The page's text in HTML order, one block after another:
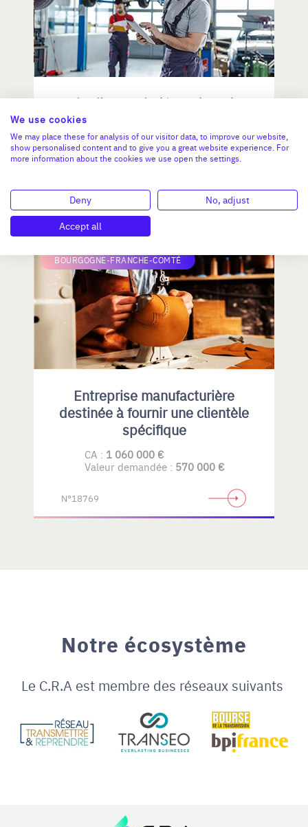
Distributeur indépendant de
CA :5 600 000 €
N°18779
BOURGOGNE-FRANCHE-COMTÉ
Entreprise manufacturière
destinée à fournir une clientèle
spécifique
CA : 1 060 000 €
Valeur demandée : 570 000 €
N°18769
Notre écosystème
Le C.R.A est membre des réseaux suivants
We use cookies
We may place these for analysis of our visitor data, to improve our website,
show personalised content and to give you a great website experience. For
more information about the cookies we use open the settings.
Deny
No, adjust
Accept all